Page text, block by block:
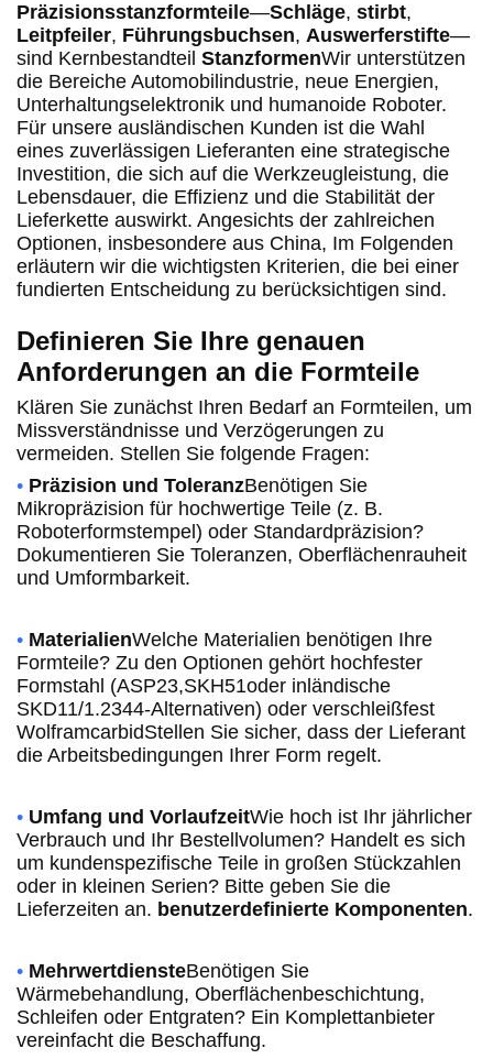
Präzisionsstanzformteile—Schläge, stirbt,
Leitpfeiler, Führungsbuchsen, Auswerferstifte—
sind Kernbestandteil StanzformenWir unterstützen
die Bereiche Automobilindustrie, neue Energien,
Unterhaltungselektronik und humanoide Roboter.
Für unsere ausländischen Kunden ist die Wahl
eines zuverlässigen Lieferanten eine strategische
Investition, die sich auf die Werkzeugleistung, die
Lebensdauer, die Effizienz und die Stabilität der
Lieferkette auswirkt. Angesichts der zahlreichen
Optionen, insbesondere aus China, Im Folgenden
erläutern wir die wichtigsten Kriterien, die bei einer
fundierten Entscheidung zu berücksichtigen sind.
Definieren Sie Ihre genauen
Anforderungen an die Formteile
Klären Sie zunächst Ihren Bedarf an Formteilen, um
Missverständnisse und Verzögerungen zu
vermeiden. Stellen Sie folgende Fragen:
• Präzision und ToleranzBenötigen Sie
Mikropräzision für hochwertige Teile (z. B.
Roboterformstempel) oder Standardpräzision?
Dokumentieren Sie Toleranzen, Oberflächenrauheit
und Umformbarkeit.
• MaterialienWelche Materialien benötigen Ihre
Formteile? Zu den Optionen gehört hochfester
Formstahl (ASP23,SKH51oder inländische
SKD11/1.2344-Alternativen) oder verschleißfest
WolframcarbidStellen Sie sicher, dass der Lieferant
die Arbeitsbedingungen Ihrer Form regelt.
• Umfang und VorlaufzeitWie hoch ist Ihr jährlicher
Verbrauch und Ihr Bestellvolumen? Handelt es sich
um kundenspezifische Teile in großen Stückzahlen
oder in kleinen Serien? Bitte geben Sie die
Lieferzeiten an. benutzerdefinierte Komponenten.
• MehrwertdiensteBenötigen Sie
Wärmebehandlung, Oberflächenbeschichtung,
Schleifen oder Entgraten? Ein Komplettanbieter
vereinfacht die Beschaffung.